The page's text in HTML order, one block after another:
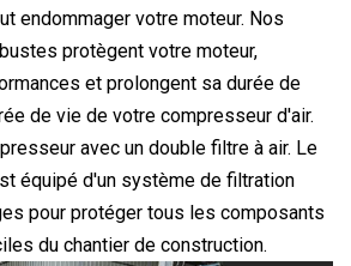
endommager votre moteur. Nos
protègent votre moteur,
et prolongent sa durée de
de vie de votre compresseur d'air.
avec un double filtre à air. Le
équipé d'un système de filtration
pour protéger tous les composants
du chantier de construction.